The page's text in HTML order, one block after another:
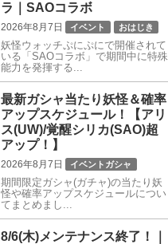
ラ｜SAOコラボ
2026年8月7日 イベント
おはじき
特殊能力
SAOコラボ
妖怪ウォッチぷにぷにで開催されて
いる「SAOコラボ」で期間中に特殊
能力を発揮する...
最新ガシャ当たり妖怪＆確率
アップスケジュール！【アリ
ス(UW)/覚醒シリカ(SAO)超
アップ！】
2026年8月7日
イベントガシャ
SAOコラボガシャ
期間限定ガシャ(ガチャ)の当たり妖
怪や確率アップスケジュールについ
てまとめまし...
8/6(木)メンテナンス終了！｜